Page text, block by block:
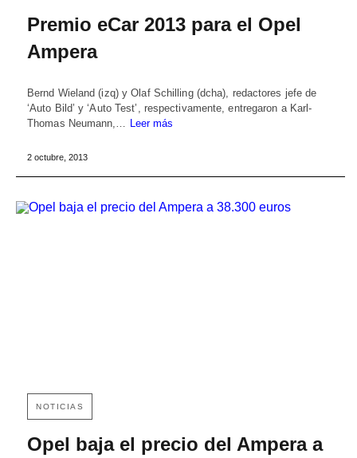
Premio eCar 2013 para el Opel
Ampera
Bernd Wieland (izq) y Olaf Schilling (dcha), redactores jefe de
‘Auto Bild’ y ‘Auto Test’, respectivamente, entregaron a Karl-
Thomas Neumann,… Leer más
2 octubre, 2013
NOTICIAS
Opel baja el precio del Ampera a